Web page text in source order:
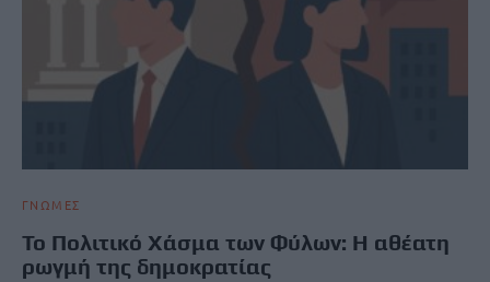
ΓΝΩΜΕΣ
Το Πολιτικό Χάσμα των Φύλων: Η αθέατη
ρωγμή της δημοκρατίας